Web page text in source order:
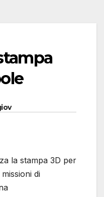
la stampa 3D per
di